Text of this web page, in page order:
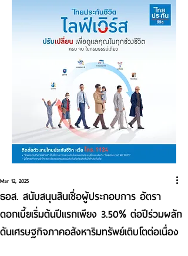
ธอส. สนับสนุนสินเชื่อผู้ประกอบการ อัตรา
ดอกเบี้ยเริ่มต้นปีแรกเพียง 3.50% ต่อปีร่วมผลัก
ดันเศรษฐกิจภาคอสังหาริมทรัพย์เติบโตต่อเนื่อง
Mar 12, 2025